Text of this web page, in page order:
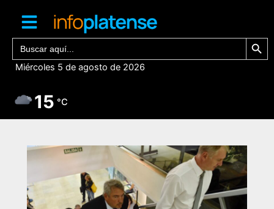
contenido
Buscar: Botón de
Miércoles 5 de agosto de 2026
15 °C